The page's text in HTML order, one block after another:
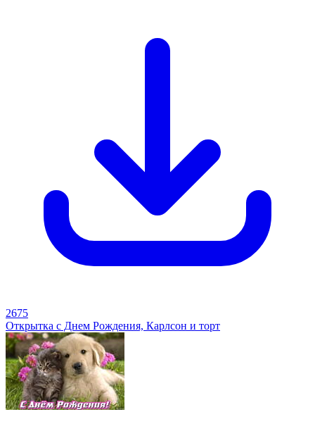
2675
Открытка с Днем Рождения, Карлсон и торт